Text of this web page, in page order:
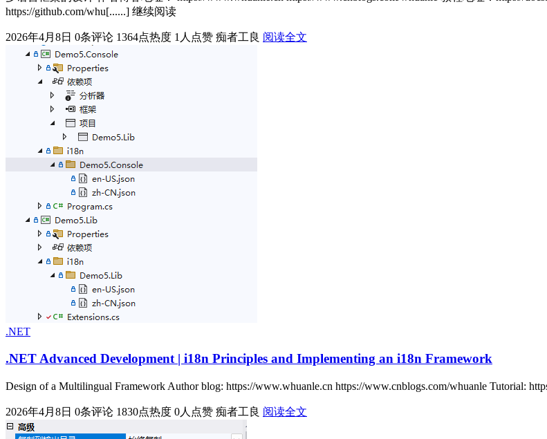
https://github.com/whu[......] 继续阅读
2026年4月8日 0条评论 1364点热度 1人点赞 痴者工良 阅读全文
.NET
.NET Advanced Development | i18n Principles and Implementing an i18n Framework
Design of a Multilingual Framework Author blog: https://www.whuanle.cn https://www.cnblogs.com/whuanle Tutorial:
2026年4月8日 0条评论 1830点热度 0人点赞 痴者工良 阅读全文